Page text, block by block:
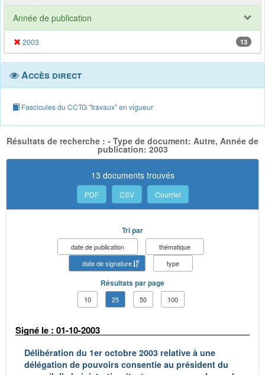
Année de publication
2003 13
Accès direct
Fascicules du CCTG "travaux" en vigueur
Résultats de recherche : - Type de document: Autre, Année de
publication: 2003
13 documents trouvés
PDF CSV Courriel
Tri par
date de publication
thématique
date de signature
type
Résultats par page
10 25 50 100
Signé le : 01-10-2003
Délibération du 1er octobre 2003 relative à une
délégation de pouvoirs consentie au président du